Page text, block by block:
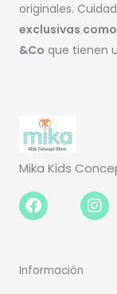
originales.
exclusivas
&Co que tienen
Mika Kids
Facebook-
f
Información